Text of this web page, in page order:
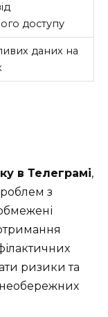
доступу
даних на
в Телеграмі,
з
ризики та